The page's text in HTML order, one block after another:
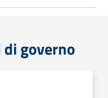
governo